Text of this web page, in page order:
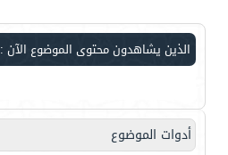
الذين يشاهدون محتوى الموضوع الآن : 6
أدوات الموضوع